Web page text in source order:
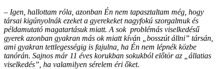
– Igen, hallottam róla, azonban Én nem tapasztaltam még, hogy
társai kigúnyolnák ezeket a gyerekeket nagyfokú szorgalmuk és
példamutató magatartásuk miatt. A sok problémás viselkedésű
gyerek azonban gyakran más ok miatt kíván „bosszút állni” társán,
ami gyakran tettlegességig is fajulna, ha Én nem lépnék közbe
tanórán. Sajnos már 11 éves korukban sokukból előtör az „állatias
viselkedés”, ha valamilyen sérelem éri őket.